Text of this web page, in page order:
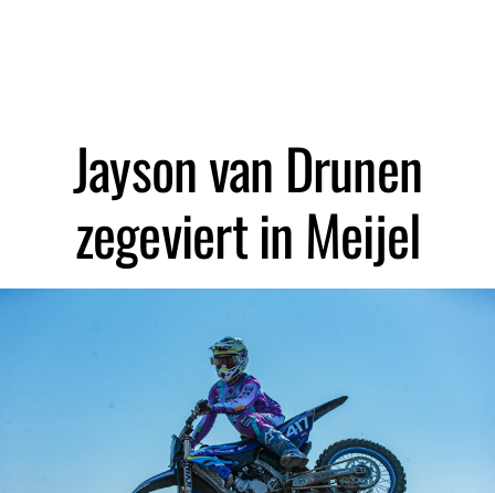
Jayson van Drunen
zegeviert in Meijel